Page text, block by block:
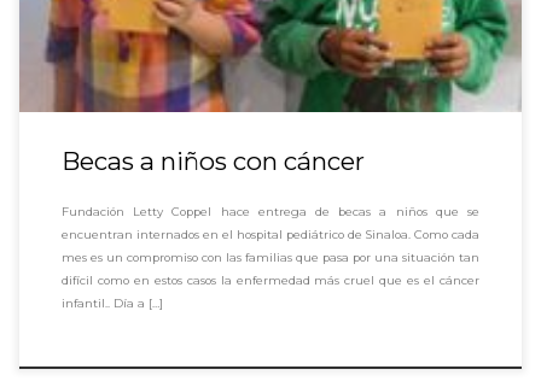
Becas a niños con cáncer
Fundación Letty Coppel hace entrega de becas a niños que se
encuentran internados en el hospital pediátrico de Sinaloa. Como cada
mes es un compromiso con las familias que pasa por una situación tan
difícil como en estos casos la enfermedad más cruel que es el cáncer
infantil.. Día a […]